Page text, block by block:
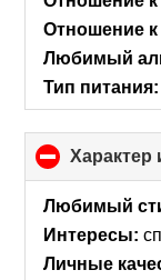
Отношение
Любимый
Тип питания:
Характер
Любимый
Интересы:
Личные